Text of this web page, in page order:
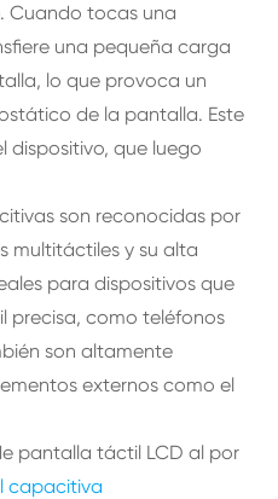
Cuando tocas una
una pequeña carga
lo que provoca un
de la pantalla. Este
que luego
son reconocidas por
multitáctiles y su alta
para dispositivos que
precisa, como teléfonos
son altamente
externos como el
pantalla táctil LCD al por
capacitiva